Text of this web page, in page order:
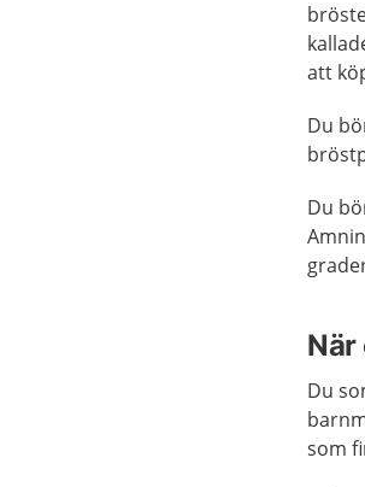
att
Du
Du
När
Du
som